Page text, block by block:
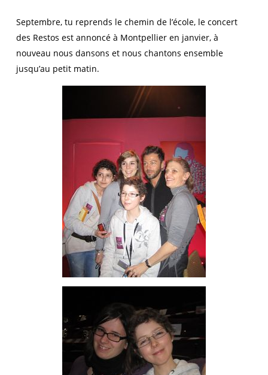
Septembre, tu reprends le chemin de l’école, le concert
des Restos est annoncé à Montpellier en janvier, à
nouveau nous dansons et nous chantons ensemble
jusqu’au petit matin.